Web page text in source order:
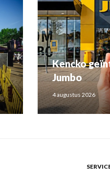
Kencko
Jumbo
4 augustus 2026